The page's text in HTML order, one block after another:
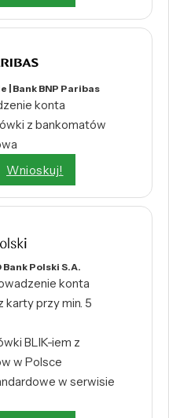
| Bank BNP Paribas
konta
z bankomatów
Wnioskuj!
Bank Polski S.A.
konta
przy min. 5
BLIK-iem z
w Polsce
w serwisie